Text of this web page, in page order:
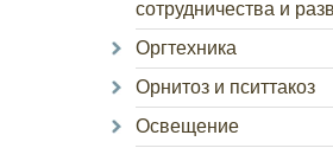
сотрудничества и
Оргтехника
Орнитоз и пситтакоз
Освещение